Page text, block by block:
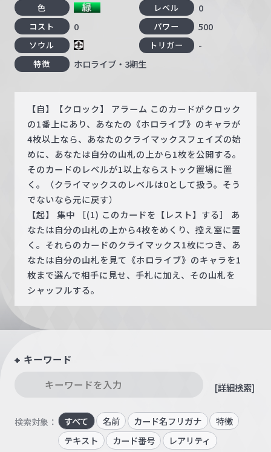
色 レベル 0
コスト 0 パワー 500
ソウル トリガー -
特徴 ホロライブ・3期生
【自】【クロック】 アラーム このカードがクロック
の1番上にあり、あなたの《ホロライブ》のキャラが
4枚以上なら、あなたのクライマックスフェイズの始
めに、あなたは自分の山札の上から1枚を公開する。
そのカードのレベルが1以上ならストック置場に置
く。（クライマックスのレベルは0として扱う。そう
でないなら元に戻す）
【起】 集中 ［(1) このカードを【レスト】する］ あ
なたは自分の山札の上から4枚をめくり、控え室に置
く。それらのカードのクライマックス1枚につき、あ
なたは自分の山札を見て《ホロライブ》のキャラを1
枚まで選んで相手に見せ、手札に加え、その山札を
シャッフルする。
キーワード
[詳細検索]
検索対象： すべて 名前 カード名フリガナ
特徴
テキスト
カード番号 レアリティ